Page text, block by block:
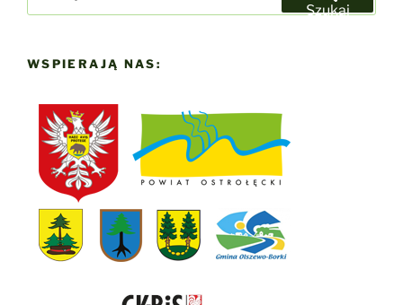
Szukaj
WSPIERAJĄ NAS: